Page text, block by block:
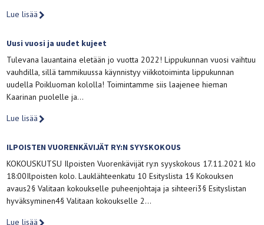
Lue lisää
Uusi vuosi ja uudet kujeet
Tulevana lauantaina eletään jo vuotta 2022! Lippukunnan vuosi vaihtuu
vauhdilla, sillä tammikuussa käynnistyy viikkotoiminta lippukunnan
uudella Poikluoman kololla! Toimintamme siis laajenee hieman
Kaarinan puolelle ja…
Lue lisää
ILPOISTEN VUORENKÄVIJÄT RY:N SYYSKOKOUS
KOKOUSKUTSU Ilpoisten Vuorenkävijät ry:n syyskokous 17.11.2021 klo
18:00Ilpoisten kolo. Lauklähteenkatu 10 Esityslista 1§ Kokouksen
avaus2§ Valitaan kokoukselle puheenjohtaja ja sihteeri3§ Esityslistan
hyväksyminen4§ Valitaan kokoukselle 2…
Lue lisää